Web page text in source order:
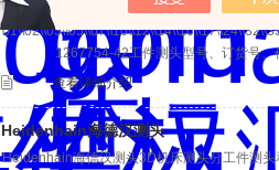
heidenhain海德汉测头|TS760红外线
1267754-42工件测头型号、订货号、
查看详细介绍
Heidenhain海德汉测头
Heidenhain海德汉测头3D机床测头分工件测